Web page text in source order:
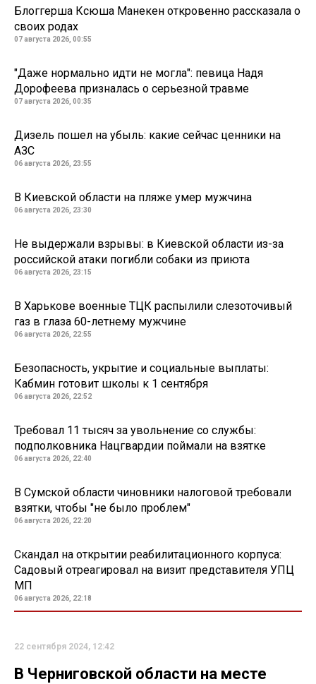
Блоггерша Ксюша Манекен откровенно рассказала о
своих родах
07 августа 2026, 00:55
"Даже нормально идти не могла": певица Надя
Дорофеева призналась о серьезной травме
07 августа 2026, 00:35
Дизель пошел на убыль: какие сейчас ценники на
АЗС
06 августа 2026, 23:55
В Киевской области на пляже умер мужчина
06 августа 2026, 23:30
Не выдержали взрывы: в Киевской области из-за
российской атаки погибли собаки из приюта
06 августа 2026, 23:15
В Харькове военные ТЦК распылили слезоточивый
газ в глаза 60-летнему мужчине
06 августа 2026, 22:55
Безопасность, укрытие и социальные выплаты:
Кабмин готовит школы к 1 сентября
06 августа 2026, 22:52
Требовал 11 тысяч за увольнение со службы:
подполковника Нацгвардии поймали на взятке
06 августа 2026, 22:40
В Сумской области чиновники налоговой требовали
взятки, чтобы "не было проблем"
06 августа 2026, 22:20
Скандал на открытии реабилитационного корпуса:
Садовый отреагировал на визит представителя УПЦ
МП
06 августа 2026, 22:18
22 сентября 2024, 12:42
В Черниговской области на месте